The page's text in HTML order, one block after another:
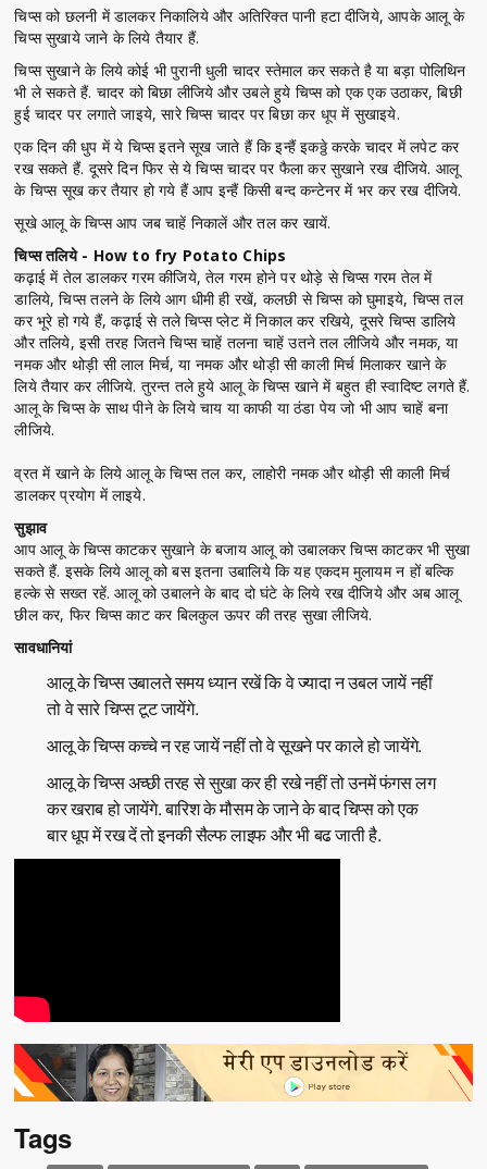
चिप्स को छलनी में डालकर निकालिये और अतिरिक्त पानी हटा दीजिये, आपके आलू के
चिप्स सुखाये जाने के लिये तैयार हैं.
चिप्स सुखाने के लिये कोई भी पुरानी धुली चादर स्तेमाल कर सकते है या बड़ा पोलिथिन
भी ले सकते हैं. चादर को बिछा लीजिये और उबले हुये चिप्स को एक एक उठाकर, बिछी
हुई चादर पर लगाते जाइये, सारे चिप्स चादर पर बिछा कर धूप में सुखाइये.
एक दिन की धुप में ये चिप्स इतने सूख जाते हैं कि इन्हैं इकठ्ठे करके चादर में लपेट कर
रख सकते हैं. दूसरे दिन फिर से ये चिप्स चादर पर फैला कर सुखाने रख दीजिये. आलू
के चिप्स सूख कर तैयार हो गये हैं आप इन्हैं किसी बन्द कन्टेनर में भर कर रख दीजिये.
सूखे आलू के चिप्स आप जब चाहें निकालें और तल कर खायें.
चिप्स तलिये - How to fry Potato Chips
कढ़ाई में तेल डालकर गरम कीजिये, तेल गरम होने पर थोड़े से चिप्स गरम तेल में
डालिये, चिप्स तलने के लिये आग धीमी ही रखें, कलछी से चिप्स को घुमाइये, चिप्स तल
कर भूरे हो गये हैं, कढ़ाई से तले चिप्स प्लेट में निकाल कर रखिये, दूसरे चिप्स डालिये
और तलिये, इसी तरह जितने चिप्स चाहें तलना चाहें उतने तल लीजिये और नमक, या
नमक और थोड़ी सी लाल मिर्च, या नमक और थोड़ी सी काली मिर्च मिलाकर खाने के
लिये तैयार कर लीजिये. तुरन्त तले हुये आलू के चिप्स खाने में बहुत ही स्वादिष्ट लगते हैं.
आलू के चिप्स के साथ पीने के लिये चाय या काफी या ठंडा पेय जो भी आप चाहें बना
लीजिये.
व्रत में खाने के लिये आलू के चिप्स तल कर, लाहोरी नमक और थोड़ी सी काली मिर्च
डालकर प्रयोग में लाइये.
सुझाव
आप आलू के चिप्स काटकर सुखाने के बजाय आलू को उबालकर चिप्स काटकर भी सुखा
सकते हैं. इसके लिये आलू को बस इतना उबालिये कि यह एकदम मुलायम न हों बल्कि
हल्के से सख्त रहें. आलू को उबालने के बाद दो घंटे के लिये रख दीजिये और अब आलू
छील कर, फिर चिप्स काट कर बिलकुल ऊपर की तरह सुखा लीजिये.
सावधानियां
आलू के चिप्स उबालते समय ध्यान रखें कि वे ज्यादा न उबल जायें नहीं
तो वे सारे चिप्स टूट जायेंगे.
आलू के चिप्स कच्चे न रह जायें नहीं तो वे सूखने पर काले हो जायेंगे.
आलू के चिप्स अच्छी तरह से सुखा कर ही रखे नहीं तो उनमें फंगस लग
कर खराब हो जायेंगे. बारिश के मौसम के जाने के बाद चिप्स को एक
बार धूप में रख दें तो इनकी सैल्फ लाइफ और भी बढ जाती है.
Tags